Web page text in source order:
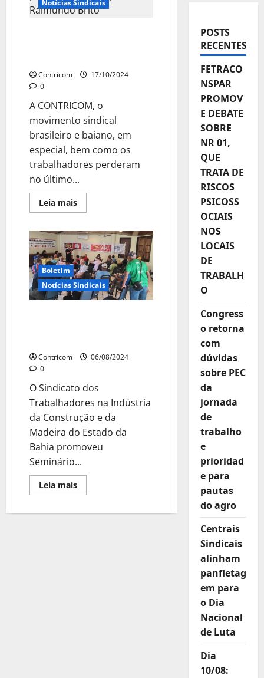
Notícias Sindicais
Contricom
17/10/2024
0
A CONTRICOM, o
movimento sindical
brasileiro e baiano, em
especial, bem como os
trabalhadores perderam
no último...
Leia maisLeia
mais
e
Sindicatos
prestam
homenagens
a
Raimundo
Brito
Boletim
Notícias Sindicais
Contricom
06/08/2024
0
O Sindicato dos
Trabalhadores na Indústria
da Construção e da
Madeira do Estado da
Bahia promoveu
Seminário...
Leia maisLeia
mais
BA
POSTS
RECENTES
FETRACO
NSPAR
PROMOV
E DEBATE
SOBRE
NR 01,
QUE
TRATA DE
RISCOS
PSICOSS
OCIAIS
NOS
LOCAIS
DE
TRABALH
O
Congress
o retorna
com
dúvidas
sobre PEC
da
jornada
de
trabalho
e
prioridad
e para
pautas
do agro
Centrais
Sindicais
alinham
panfletag
em para
o Dia
Nacional
de Luta
Dia
10/08: